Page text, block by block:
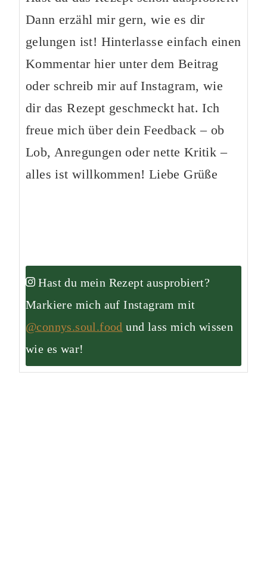
Dann erzähl mir gern, wie es dir
gelungen ist! Hinterlasse einfach einen
Kommentar hier unter dem Beitrag
oder schreib mir auf Instagram, wie
dir das Rezept geschmeckt hat. Ich
freue mich über dein Feedback – ob
Lob, Anregungen oder nette Kritik –
alles ist willkommen! Liebe Grüße
Hast du mein Rezept ausprobiert?
Markiere mich auf Instagram mit
@connys.soul.food und lass mich wissen
wie es war!